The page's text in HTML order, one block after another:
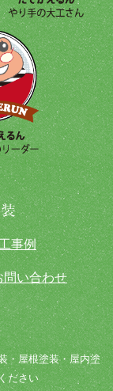
事例
問い合わせ
・屋根塗装・屋内塗
ださい